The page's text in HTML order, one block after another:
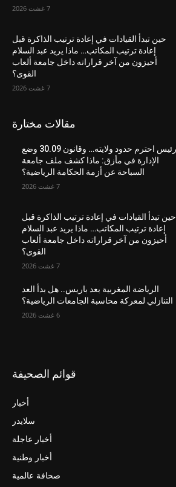
7 غشت 2026
حين تبدأ القيادات في إعادة ترتيب الذاكرة قبل
إعادة ترتيب المكاتب… ماذا يريد عبد السلام
أحيزون من آخر قراراته داخل جامعة ألعاب
القوى؟
7 غشت 2026
مقالات مختارة
رئيس احترم حدود ولايته… وقانون 30.09 وضع
الإدارة في مأزق: ماذا كشف ملف جامعة
السباحة عن أزمة الحكامة الرياضية؟
7 غشت 2026
حين تبدأ القيادات في إعادة ترتيب الذاكرة قبل
إعادة ترتيب المكاتب… ماذا يريد عبد السلام
أحيزون من آخر قراراته داخل جامعة ألعاب
القوى؟
7 غشت 2026
الرياضة المغربية بعد باريس.. هل بدأ العد
التنازلي لمعركة محاسبة الجامعات الرياضية؟
6 غشت 2026
قوائم الصحيفة
أخبار
سلايدر
أخبار عاجلة
أخبار وطنية
صحافة عالمية